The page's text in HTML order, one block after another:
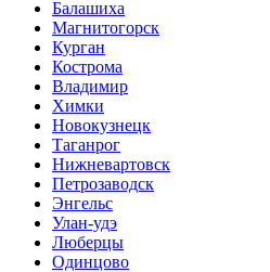
Балашиха
Магнитогорск
Курган
Кострома
Владимир
Химки
Новокузнецк
Таганрог
Нижневартовск
Петрозаводск
Энгельс
Улан-удэ
Люберцы
Одинцово